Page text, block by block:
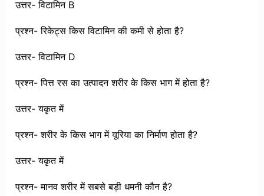
उत्तर- विटामिन B
प्रश्न- रिकेट्स किस विटामिन की कमी से होता है?
उत्तर- विटामिन D
प्रश्न- पित्त रस का उत्पादन शरीर के किस भाग में होता है?
उत्तर- यकृत में
प्रश्न- शरीर के किस भाग में यूरिया का निर्माण होता है?
उत्तर- यकृत में
प्रश्न- मानव शरीर में सबसे बड़ी धमनी कौन है?